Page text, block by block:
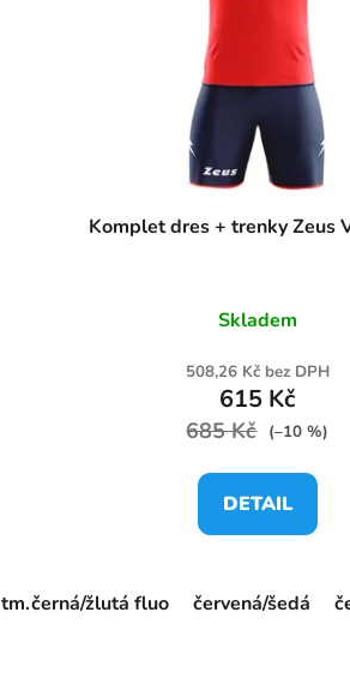
tm.modrá/žlutá fluo marine celeste
Komplet dres + trenky Zeus
Skladem
508,26 Kč bez DPH
615 Kč
685 Kč (–10 %)
DETAIL
černá/žlutá fluo červená/šedá